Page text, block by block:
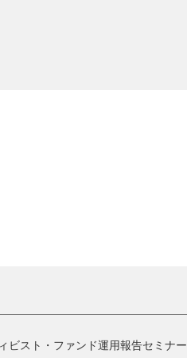
ビスト・ファンド運用報告セミナー